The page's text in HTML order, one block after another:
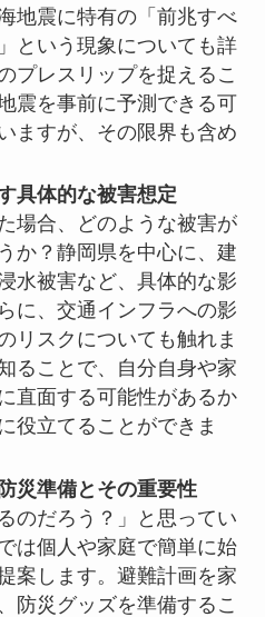
地震に特有の「前兆すべ
という現象についても詳
プレスリップを捉えるこ
震を事前に予測できる可
ますが、その限界も含め
具体的な被害想定
場合、どのような被害が
か？静岡県を中心に、建
水被害など、具体的な影
に、交通インフラへの影
リスクについても触れま
ることで、自分自身や家
直面する可能性があるか
役立てることができま
災準備とその重要性
のだろう？」と思ってい
は個人や家庭で簡単に始
案します。避難計画を家
防災グッズを準備するこ